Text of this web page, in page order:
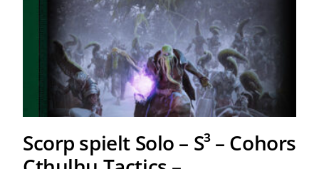
Scorp spielt Solo – S³ –
Cohors Cthulhu Tactics –
Ochsentour
Scorp spielt Solo – S³ – Cohors